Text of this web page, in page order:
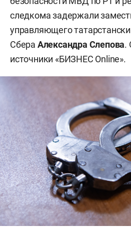
следкома задержали
управляющего
Сбера Александра Слепова.
источники «БИЗНЕС Online».